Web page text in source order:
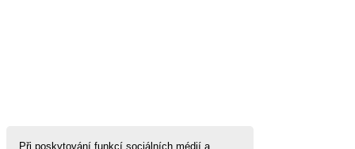
Při poskytování funkcí sociálních médií a